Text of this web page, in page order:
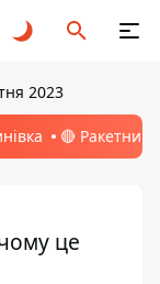
2023
🔴 Ракетний
це